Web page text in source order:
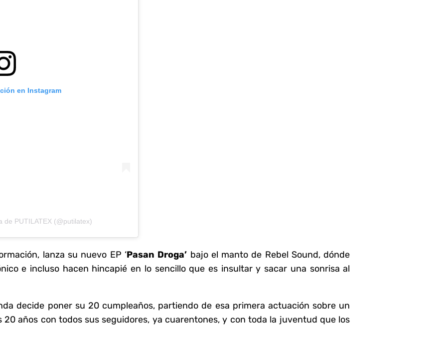
en Instagram
de PUTILATEX (@putilatex)
lanza su nuevo EP ‘Pasan Droga’ bajo el manto de Rebel Sound, dónde
e incluso hacen hincapié en lo sencillo que es insultar y sacar una sonrisa al
decide poner su 20 cumpleaños, partiendo de esa primera actuación sobre un
años con todos sus seguidores, ya cuarentones, y con toda la juventud que los